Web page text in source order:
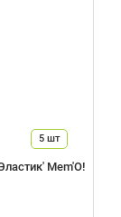
5шт
Mem'O!